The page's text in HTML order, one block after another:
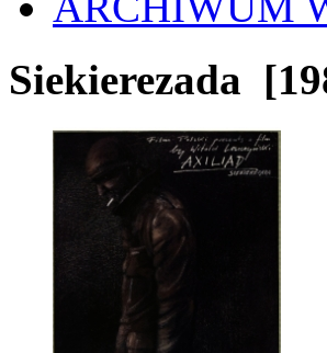
Siekierezada